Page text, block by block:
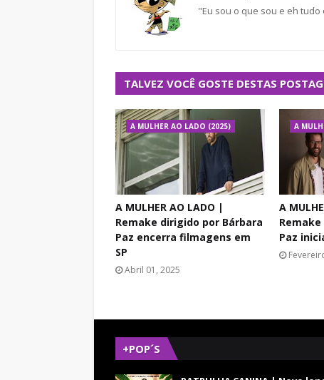
"Eu sou o que sou e eh
TALVEZ VOCÊ GOSTE DESTAS
A MULHER AO LADO (2025)
A MULHER AO LADO |
Remake dirigido por Bárbara
Paz encerra filmagens em
SP
Abril 01, 2025
A
A
Paz
+POP´S